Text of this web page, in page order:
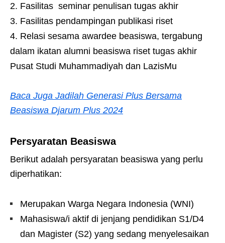
Fasilitas seminar penulisan tugas akhir
Fasilitas pendampingan publikasi riset
Relasi sesama awardee beasiswa, tergabung
dalam ikatan alumni beasiswa riset tugas akhir
Pusat Studi Muhammadiyah dan LazisMu
Baca Juga Jadilah Generasi Plus Bersama
Beasiswa Djarum Plus 2024
Persyaratan Beasiswa
Berikut adalah persyaratan beasiswa yang perlu
diperhatikan:
Merupakan Warga Negara Indonesia (WNI)
Mahasiswa/i aktif di jenjang pendidikan S1/D4
dan Magister (S2) yang sedang menyelesaikan